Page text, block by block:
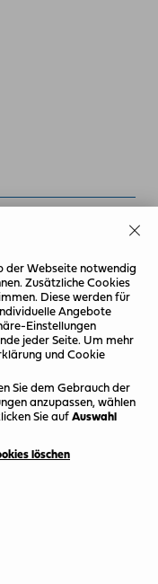
der Webseite notwendig
Zusätzliche Cookies
Diese werden für
Angebote
Einstellungen
jeder Seite. Um mehr
und Cookie
Sie dem Gebrauch der
anzupassen, wählen
Sie auf Auswahl
löschen